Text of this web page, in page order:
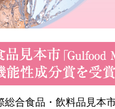
総合食品・飲料品見本